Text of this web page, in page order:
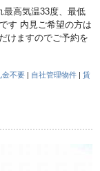
最高気温33度、最低
す 内見ご希望の方は
けますのでご予約を
金不要 | 自社管理物件 |賃